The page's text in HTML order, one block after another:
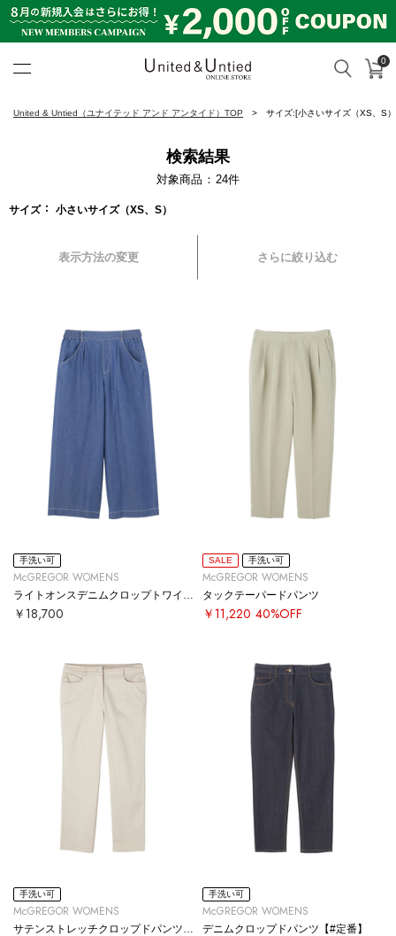
検索 カ
0
United & Untied（ユナイテッド アンド アンタイド）TOP サイズ:[小さいサイズ（XS、S
検索結果
対象商品 24件
サイズ 小さいサイズ（XS、S）
表示方法の変更 さらに絞り込む
手洗い可
McGREGOR WOMENS
￥18,700
SALE 手洗い可
McGREGOR WOMENS
タックテーパードパンツ
￥11,220 40%OFF
手洗い可
McGREGOR WOMENS
手洗い可
McGREGOR WOMENS
デニムクロップドパンツ【#定番】